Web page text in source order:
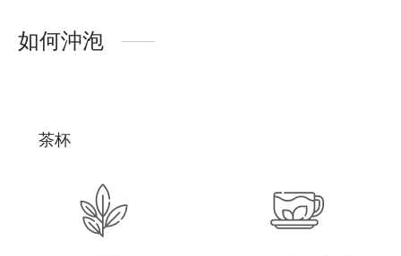
如何沖泡
茶杯